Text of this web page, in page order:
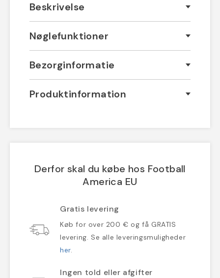
Beskrivelse
Nøglefunktioner
Bezorginformatie
Produktinformation
Derfor skal du købe hos Football
America EU
Gratis levering
Køb for over 200 € og få GRATIS
levering. Se alle leveringsmuligheder
her.
Ingen told eller afgifter